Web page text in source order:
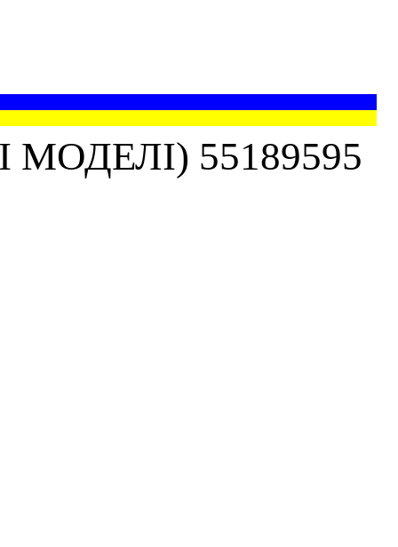
55189595